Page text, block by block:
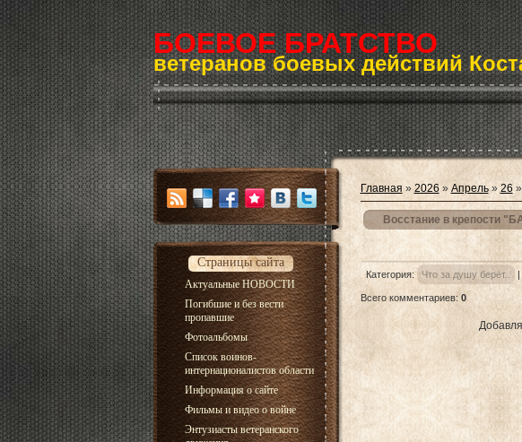
БОЕВОЕ БРАТСТВО
ветеранов боевых действий
Страницы сайта
Актуальные НОВОСТИ
Погибшие и без вести
пропавшие
Фотоальбомы
Список воинов-
интернационалистов области
Информация о сайте
Фильмы и видео о войне
Энтузиасты ветеранского
Главная » 2026 » Апрель » 26»
Восстание в крепости
Категория: Что за душу берёт.. |
Всего комментариев: 0